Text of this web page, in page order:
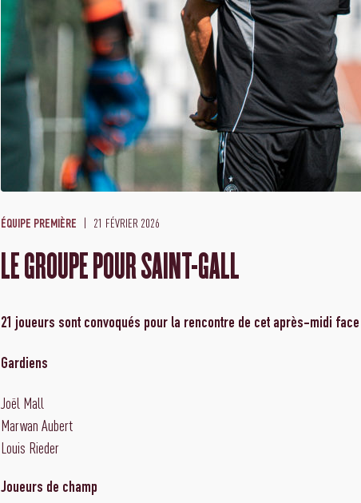
ÉQUIPE PREMIÈRE 21 FÉVRIER 2026
LE GROUPE POUR SAINT-GALL
21 joueurs sont convoqués pour la rencontre de cet après-midi face
Gardiens
Joël Mall
Marwan Aubert
Louis Rieder
Joueurs de champ